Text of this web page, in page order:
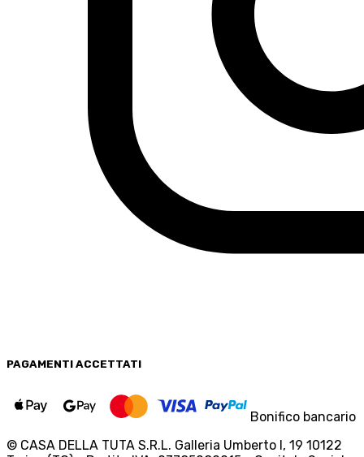
PAGAMENTI ACCETTATI
Bonifico bancario
© CASA DELLA TUTA S.R.L. Galleria Umberto I, 19 10122